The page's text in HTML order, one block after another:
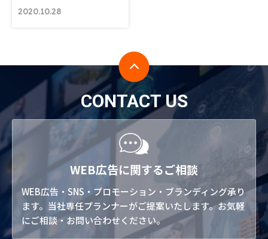
2020.10.28
CONTACT US
WEB広告に関するご相談
WEB広告・SNS・プロモーション・ブランディング承り
ます。当社専任プランナーがご提案いたします。お気軽
にご相談・お問い合わせください。